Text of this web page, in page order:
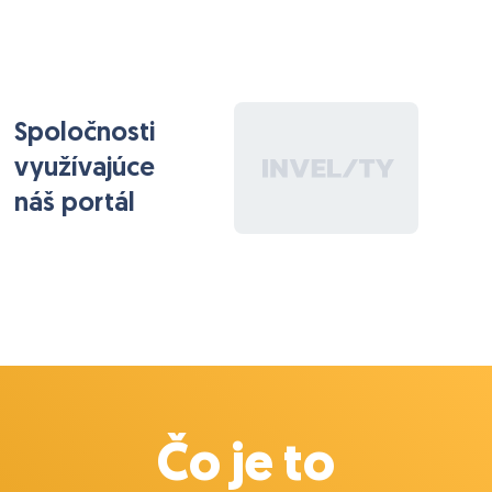
1. Napojiť na ďalšie statusy automatické odoslanie
emailov, t.j. keď bude objednávka v určitom statuse
dlhšie ako nejaký čas, systém automaticky odošle na
emailovú adresu prednastavenú emailovú šablónu a
konkrétnu šablónu a určiť konkrétne časové okno.
objednávke ručne, ale z eshopov nám chodí v rámci
súboru s objednávkou aj táto informácia.
Spoločnosti
využívajúce
náš portál
Čo je to